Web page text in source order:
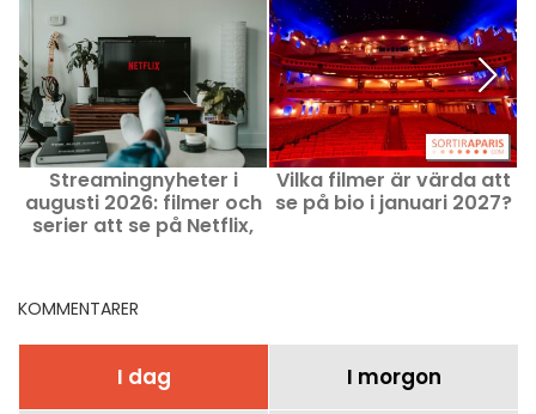
Streamingnyheter i
augusti 2026: filmer och
serier att se på Netflix,
Vilka filmer är värda att
se på bio i januari 2027?
KOMMENTARER
I dag I morgon